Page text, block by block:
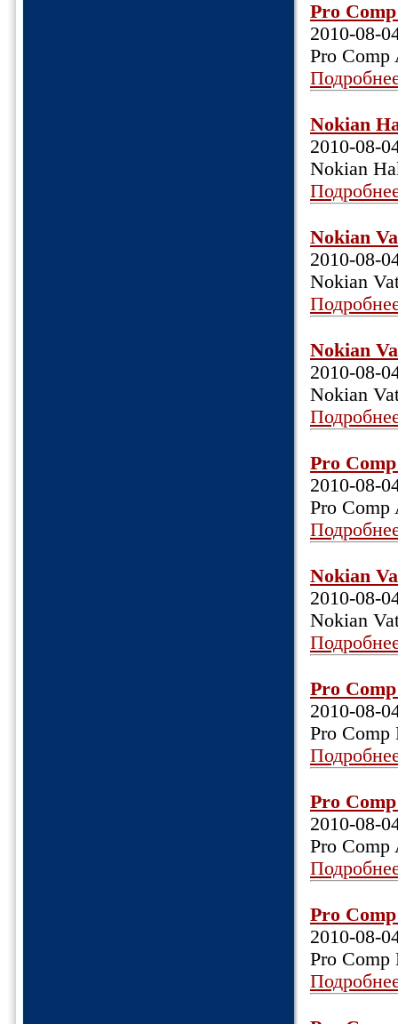
Pro
2010-08-
Pro Comp
Nokian
2010-08-
Nokian
Nokian
2010-08-
Nokian
Nokian
2010-08-
Nokian
Pro
2010-08-
Pro Comp
Nokian
2010-08-
Nokian
Pro
2010-08-
Pro Comp
Pro
2010-08-
Pro Comp
Pro
2010-08-
Pro Comp